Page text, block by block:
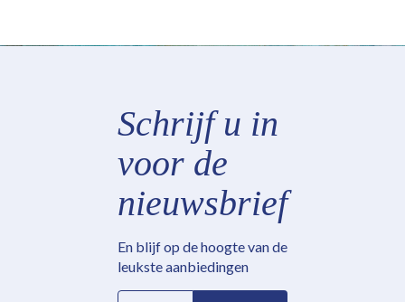
Schrijf u in
voor de
nieuwsbrief
En blijf op de hoogte van de
leukste aanbiedingen
E-